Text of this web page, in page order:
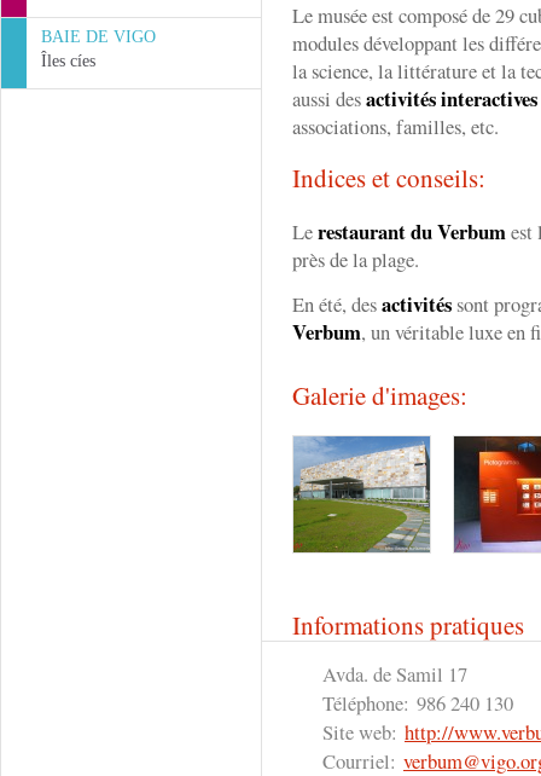
BAIE DE VIGO
Îles cíes
Le musée est composé de 29
modules développant les
la science, la littérature et la
aussi desactivités interactives
associations, familles, etc.
Indices et conseils:
Lerestaurant du Verbumest
près de la plage.
En été, desactivités sont
Verbum, un véritable luxe en
Galerie d'images:
Informations pratiques
Avda. de Samil 17
Téléphone: 986 240 130
Site web: http://
Courriel: